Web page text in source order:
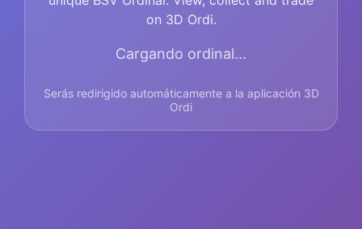
on 3D Ordi.
Cargando ordinal...
Serás redirigido automáticamente a la aplicación 3D
Ordi